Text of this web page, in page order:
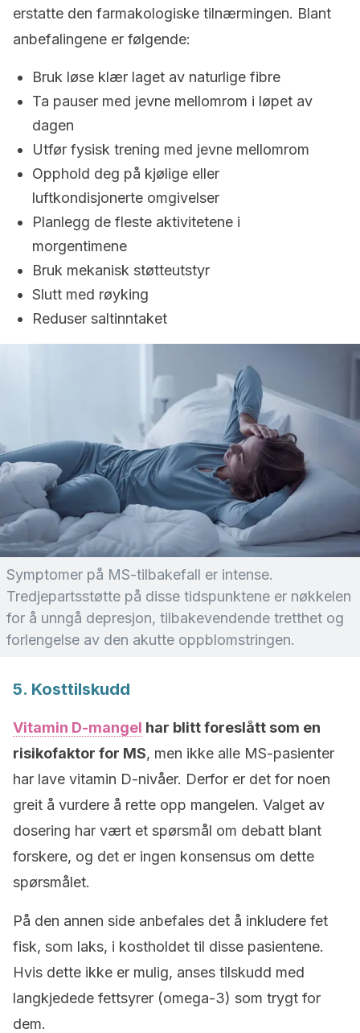
erstatte den farmakologiske tilnærmingen. Blant
anbefalingene er følgende:
Bruk løse klær laget av naturlige fibre
Ta pauser med jevne mellomrom i løpet av
dagen
Utfør fysisk trening med jevne mellomrom
Opphold deg på kjølige eller
luftkondisjonerte omgivelser
Planlegg de fleste aktivitetene i
morgentimene
Bruk mekanisk støtteutstyr
Slutt med røyking
Reduser saltinntaket
Symptomer på MS-tilbakefall er intense.
Tredjepartsstøtte på disse tidspunktene er nøkkelen
for å unngå depresjon, tilbakevendende tretthet og
forlengelse av den akutte oppblomstringen.
5. Kosttilskudd
Vitamin D-mangel har blitt foreslått som en
risikofaktor for MS, men ikke alle MS-pasienter
har lave vitamin D-nivåer. Derfor er det for noen
greit å vurdere å rette opp mangelen. Valget av
dosering har vært et spørsmål om debatt blant
forskere, og det er ingen konsensus om dette
spørsmålet.
På den annen side anbefales det å inkludere fet
fisk, som laks, i kostholdet til disse pasientene.
Hvis dette ikke er mulig, anses tilskudd med
langkjedede fettsyrer (omega-3) som trygt for
dem.